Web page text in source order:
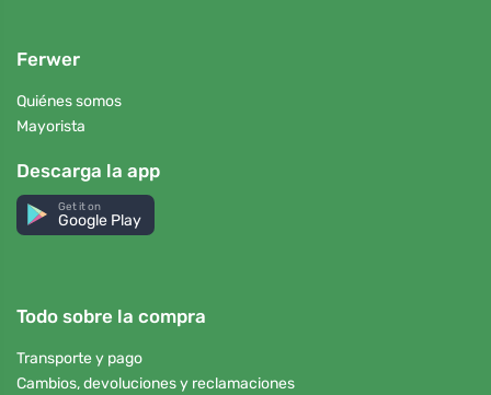
Ferwer
Quiénes somos
Mayorista
Descarga la app
Get it on
Google Play
Todo sobre la compra
Transporte y pago
Cambios, devoluciones y reclamaciones